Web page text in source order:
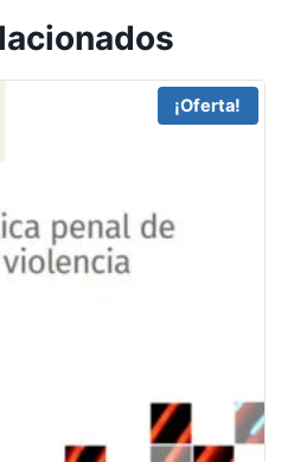
¡Oferta!